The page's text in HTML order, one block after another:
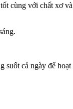
cùng với chất xơ
cả ngày để